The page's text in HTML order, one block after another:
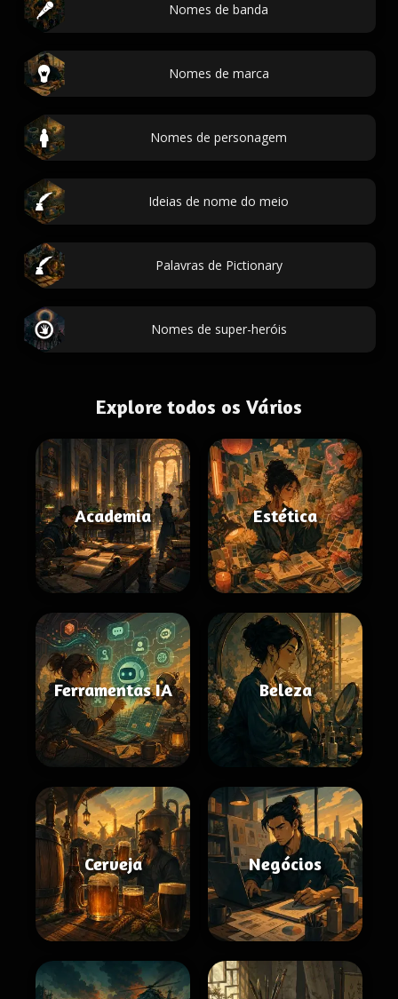
Nomes de banda
Nomes de marca
Nomes de personagem
Ideias de nome do meio
Palavras de Pictionary
Nomes de super-heróis
Explore todos os Vários
Academia Estética
Ferramentas IA Beleza
Cerveja Negócios